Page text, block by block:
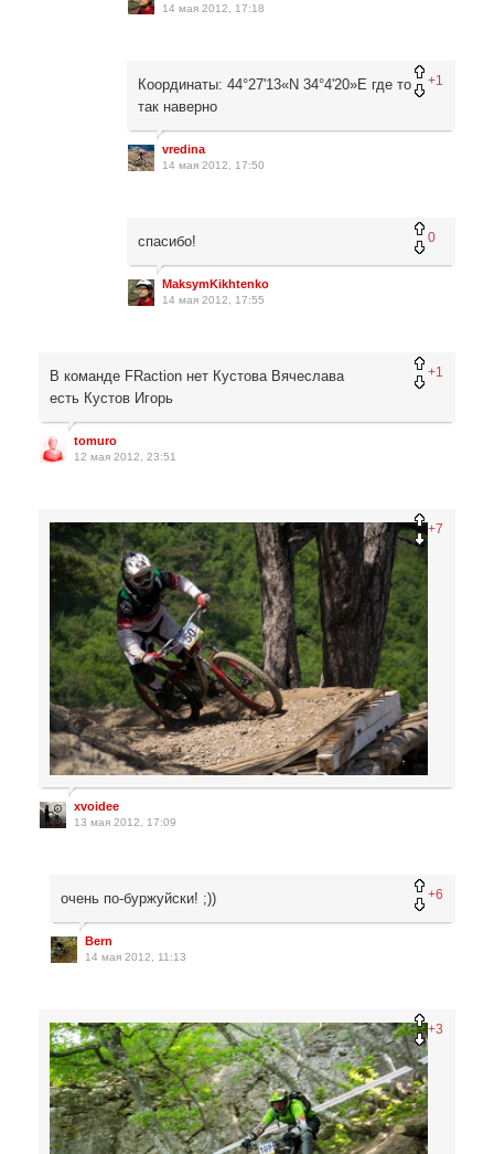
14 мая 2012, 17:18
+1
Координаты: 44°27'13«N 34°4'20»E где то
так наверно
vredina
14 мая 2012, 17:50
0
спасибо!
MaksymKikhtenko
14 мая 2012, 17:55
+1
В команде FRaction нет Кустова Вячеслава
есть Кустов Игорь
tomuro
12 мая 2012, 23:51
+7
xvoidee
13 мая 2012, 17:09
+6
очень по-буржуйски! ;))
Bern
14 мая 2012, 11:13
+3